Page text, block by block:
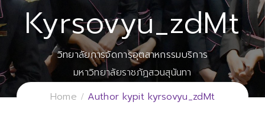
Kyrsovyu_zdMt
วิทยาลัยการจัดการอุตสาหกรรมบริการ
มหาวิทยาลัยราชภัฏสวนสุนันทา
Home
Author kypit kyrsovyu_zdMt